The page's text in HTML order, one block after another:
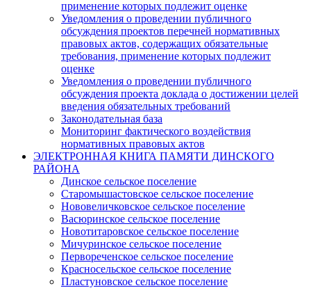
применение которых подлежит оценке
Уведомления о проведении публичного
обсуждения проектов перечней нормативных
правовых актов, содержащих обязательные
требования, применение которых подлежит
оценке
Уведомления о проведении публичного
обсуждения проекта доклада о достижении целей
введения обязательных требований
Законодательная база
Мониторинг фактического воздействия
нормативных правовых актов
ЭЛЕКТРОННАЯ КНИГА ПАМЯТИ ДИНСКОГО
РАЙОНА
Динское сельское поселение
Старомышастовское сельское поселение
Нововеличковское сельское поселение
Васюринское сельское поселение
Новотитаровское сельское поселение
Мичуринское сельское поселение
Первореченское сельское поселение
Красносельское сельское поселение
Пластуновское сельское поселение